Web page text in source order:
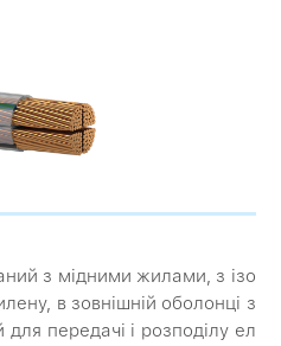
з мідними жилами, з ізо
в зовнішній оболонці з
передачі і розподілу ел